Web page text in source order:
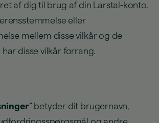
af dig til brug af din Larstal-konto.
eller
mellem disse vilkår og de
har disse vilkår forrang.
“ betyder dit brugernavn,